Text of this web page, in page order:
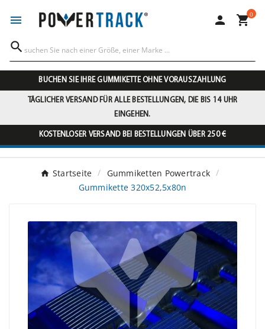
  0

BUCHEN SIE IHRE GUMMIKETTE OHNE VORAUSZAHLUNG
TÄGLICHER VERSAND FÜR ALLE BESTELLUNGEN, DIE BIS 14 UHR
EINGEHEN.
KOSTENLOSER VERSAND BEI BESTELLUNGEN ÜBER 250 €
Startseite
Gummiketten Powertrack
Gummikette 320x52,5x80n